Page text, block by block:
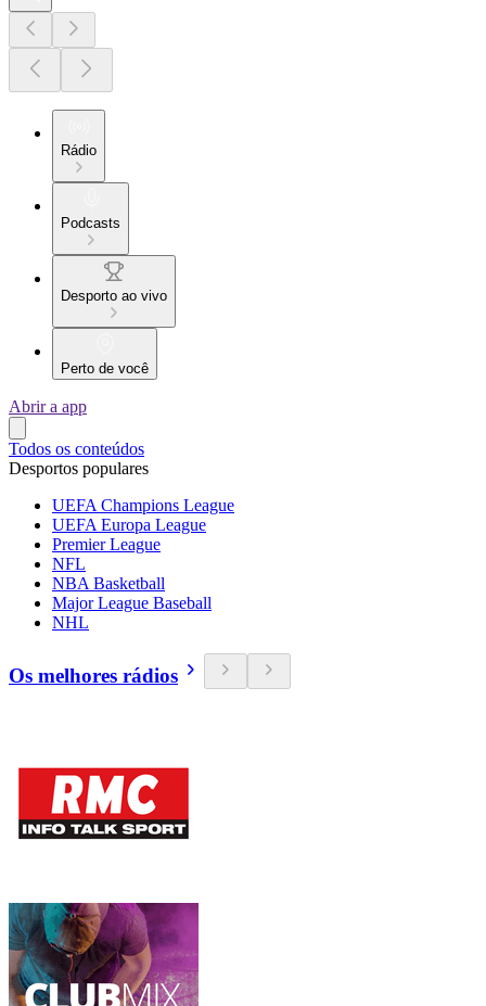
Rádio
Podcasts
Desporto ao vivo
Perto de você
Abrir a app
Todos os conteúdos
Desportos populares
UEFA Champions League
UEFA Europa League
Premier League
NFL
NBA Basketball
Major League Baseball
NHL
Os melhores rádios